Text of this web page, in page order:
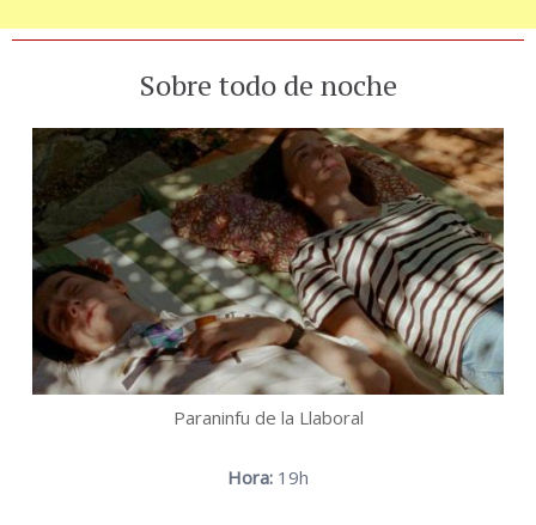
Sobre todo de noche
Paraninfu de la Llaboral
Hora: 19h